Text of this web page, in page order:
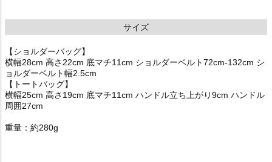
サイズ
【ショルダーバッグ】
横幅28cm 高さ22cm 底マチ11cm ショルダーベルト72cm-132cm シ
ョルダーベルト幅2.5cm
【トートバッグ】
横幅25cm 高さ19cm 底マチ11cm ハンドル立ち上がり9cm ハンドル
周囲27cm
重量：約280g